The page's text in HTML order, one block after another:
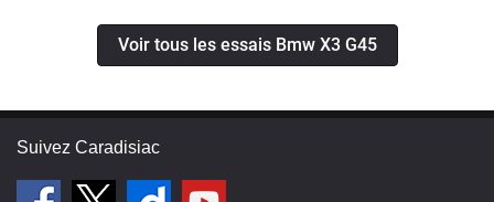
Voir tous les essais Bmw X3 G45
Suivez Caradisiac